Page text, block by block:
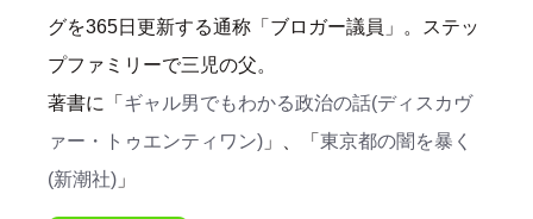
グを365日更新する通称「ブロガー議員」。ステッ
プファミリーで三児の父。
著書に「 ギャル男でもわかる政治の話(ディスカヴ
ァー・トゥエンティワン) 」、「 東京都の闇を暴く
(新潮社) 」